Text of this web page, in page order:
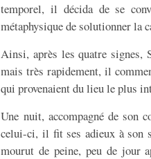
temporel, il décida de se
métaphysique de solutionner la
Ainsi, après les quatre signes,
mais très rapidement, il
qui provenaient du lieu le plus
Une nuit, accompagné de son
celui-ci, il fit ses adieux à son
mourut de peine, peu de jour